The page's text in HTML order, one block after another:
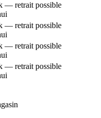
— retrait possible
— retrait possible
— retrait possible
— retrait possible